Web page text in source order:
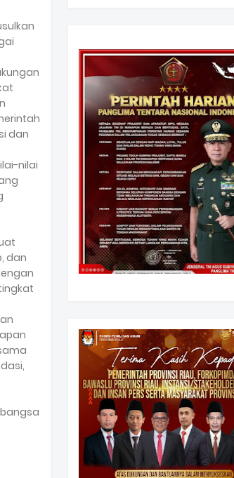
dan
nilai
dan